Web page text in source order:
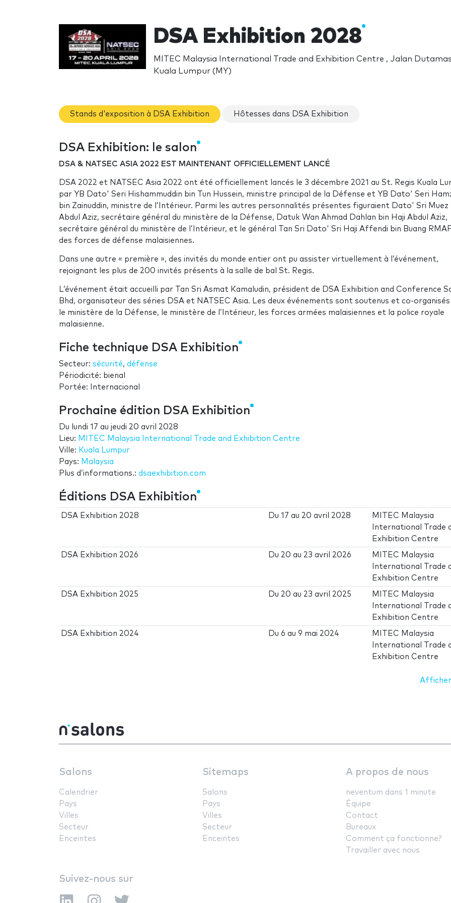
DSA Exhibition 2028
MITEC Malaysia International Trade and Exhibition Centre , Jalan
Kuala Lumpur (MY)
Stands d'exposition à DSA Exhibition Hôtesses dans DSA Exhibition
DSA Exhibition: le salon
DSA & NATSEC ASIA 2022 EST MAINTENANT OFFICIELLEMENT LANCÉ
DSA 2022 et NATSEC Asia 2022 ont été officiellement lancés le 3 décembre 2021 au St. Regis Kuala
par YB Dato' Seri Hishammuddin bin Tun Hussein, ministre principal de la Défense et YB Dato' Seri
bin Zainuddin, ministre de l’Intérieur. Parmi les autres personnalités présentes figuraient Dato' Sri Muez
Abdul Aziz, secrétaire général du ministère de la Défense, Datuk Wan Ahmad Dahlan bin Haji Abdul Aziz,
secrétaire général du ministère de l’Intérieur, et le général Tan Sri Dato' Sri Haji Affendi bin Buang
des forces de défense malaisiennes.
Dans une autre « première », des invités du monde entier ont pu assister virtuellement à l’événement,
rejoignant les plus de 200 invités présents à la salle de bal St. Regis.
L’événement était accueilli par Tan Sri Asmat Kamaludin, président de DSA Exhibition and Conference
Bhd, organisateur des séries DSA et NATSEC Asia. Les deux événements sont soutenus et co-organisés
le ministère de la Défense, le ministère de l’Intérieur, les forces armées malaisiennes et la police royale
malaisienne.
Fiche technique DSA Exhibition
Secteur: sécurité, défense
Périodicité: bienal
Portée: Internacional
Prochaine édition DSA Exhibition
Du lundi 17 au jeudi 20 avril 2028
Lieu: MITEC Malaysia International Trade and Exhibition Centre
Ville: Kuala Lumpur
Pays: Malaysia
Plus d’informations.: dsaexhibition.com
Éditions DSA Exhibition
DSA Exhibition 2028 Du17 au 20 avril 2028
MITEC Malaysia
International Trade
Exhibition Centre
DSA Exhibition 2026 Du 20 au 23 avril 2026
MITEC Malaysia
International Trade
Exhibition Centre
DSA Exhibition 2025 Du 20 au 23 avril 2025
MITEC Malaysia
International Trade
Exhibition Centre
DSA Exhibition 2024 Du6 au9 mai 2024
MITEC Malaysia
International Trade
Exhibition Centre
Salons
Calendrier
Pays
Villes
Secteur
Enceintes
Sitemaps
Salons
Pays
Villes
Secteur
Enceintes
A propos de nous
neventum dans 1 minute
Équipe
Contact
Bureaux
Comment ça fonctionne?
Travailler avec nous
Suivez-nous sur